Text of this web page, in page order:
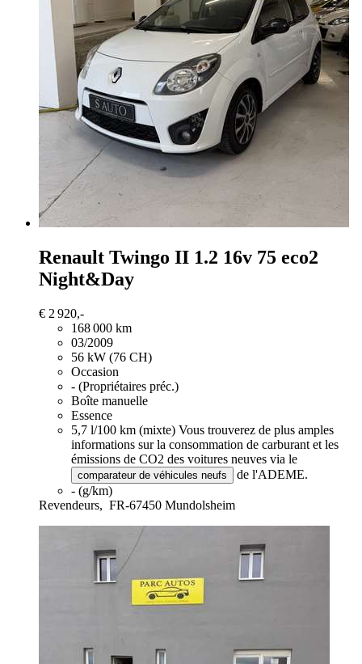
Renault Twingo II 1.2 16v 75 eco2
Night&Day
€ 2 920,-
168 000 km
03/2009
56 kW (76 CH)
Occasion
- (Propriétaires préc.)
Boîte manuelle
Essence
5,7 l/100 km (mixte) Vous trouverez de plus amples
informations sur la consommation de carburant et les
émissions de CO2 des voitures neuves via le
comparateur de véhicules neufs
de l'ADEME.
- (g/km)
Revendeurs, FR-67450 Mundolsheim